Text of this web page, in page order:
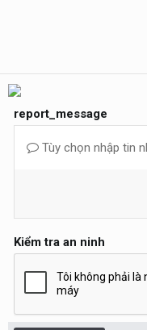
report_message
Tùy chọn nhập tin
Kiểm tra an ninh